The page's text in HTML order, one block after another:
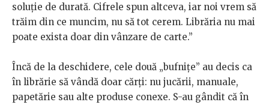
soluție de durată. Cifrele spun altceva, iar noi vrem să
trăim din ce muncim, nu să tot cerem. Librăria nu mai
poate exista doar din vânzare de carte.”
Încă de la deschidere, cele două „bufnițe” au decis ca
în librărie să vândă doar cărți: nu jucării, manuale,
papetărie sau alte produse conexe. S-au gândit că în